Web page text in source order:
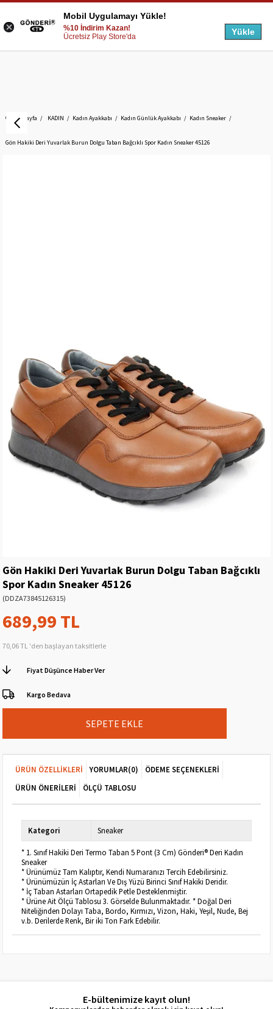
Anasayfa KADIN Kadın Ayakkabı Kadın Günlük Ayakkabı Kadın Sneaker
Gön Hakiki Deri Yuvarlak Burun Dolgu Taban Bağcıklı Spor Kadın Sneaker 45126
Gön Hakiki Deri Yuvarlak Burun Dolgu Taban Bağcıklı
Spor Kadın Sneaker 45126
(DDZA73845126315)
689,99 TL
70,06 TL 'den başlayan taksitlerle
Fiyat Düşünce Haber Ver
Kargo Bedava
ÜRÜN ÖZELLIKLERI YORUMLAR(0)
ÖDEME SEÇENEKLERI
ÜRÜN ÖNERILERI
ÖLÇÜ TABLOSU
Kategori Sneaker
* 1. Sınıf Hakiki Deri Termo Taban 5 Pont (3 Cm) Gönderi® Deri Kadın
Sneaker
* Ürünümüz Tam Kalıptır, Kendi Numaranızı Tercih Edebilirsiniz.
* Ürünümüzün İç Astarları Ve Dış Yüzü Birinci Sınıf Hakiki Deridir.
* İç Taban Astarları Ortapedik Petle Desteklenmiştir.
* Ürüne Ait Ölçü Tablosu 3. Görselde Bulunmaktadır. * Doğal Deri
Niteliğinden Dolayı Taba, Bordo, Kırmızı, Vizon, Haki, Yeşil, Nude, Bej
v.b. Derilerde Renk, Bir iki Ton Fark Edebilir.
E-bültenimize kayıt olun!
Mobil Uygulamayı Yükle!
%10 İndirim Kazan!
Ücretsiz Play Store'da
Yükle